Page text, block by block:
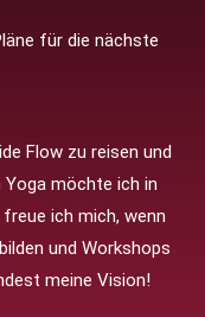
für die nächste
Flow zu reisen und
Yoga möchte ich in
ich mich, wenn
und Workshops
meine Vision!